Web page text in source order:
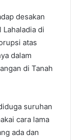
desakan
di
atas
dalam
di Tanah
suruhan
cara lama
ada dan